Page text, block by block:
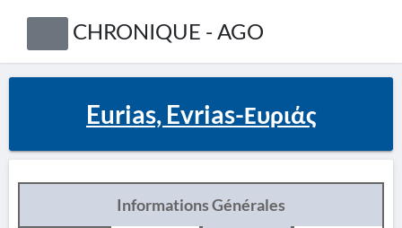
CHRONIQUE - AGO
Eurias, Evrias-Ευριάς
Informations Générales